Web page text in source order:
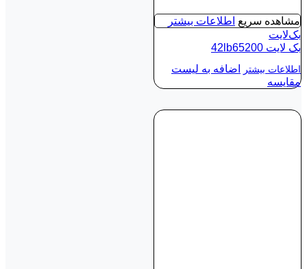
مشاهده سریع اطلاعات بیشتر
بک‌لایت
بک لايت 42lb65200
اطلاعات بیشتر
اضافه به لیست
مقایسه